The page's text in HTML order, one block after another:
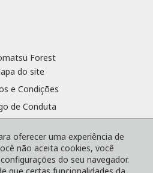
Forest
do site
e Condições
de Conduta
de Privacidade
SAC
oferecer uma experiência de
não aceita cookies, você
do seu navegador.